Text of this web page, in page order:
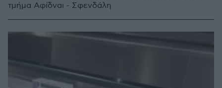
τμήμα Αφίδναι - Σφενδάλη